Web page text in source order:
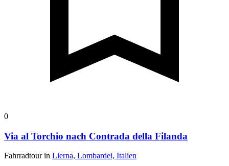
0
Via al Torchio nach Contrada della Filanda
Fahrradtour in Lierna, Lombardei, Italien